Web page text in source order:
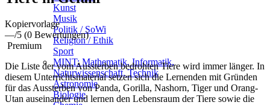
Kunst
Musik
Politik / SoWi
Religion / Ethik
Sport
MINT: Mathematik, Informatik,
Naturwissenschaft, Technik
Astronomie
Biologie
Kopiervorlage
—/5 (0 Bewertungen)
Premium
Die Liste der vom Aussterben bedrohten Tiere wird immer länger. In
diesem Unterrichtsmaterial setzen sich die Lernenden mit Gründen
für das Aussterben von Panda, Gorilla, Nashorn, Tiger und Orang-
Utan auseinander und lernen den Lebensraum der Tiere sowie die